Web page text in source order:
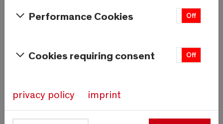
disponible.
État des routes
Il n'y a
disponible.
Performance Cookies Off
Cookies requiring consent Off
privacy policy imprint